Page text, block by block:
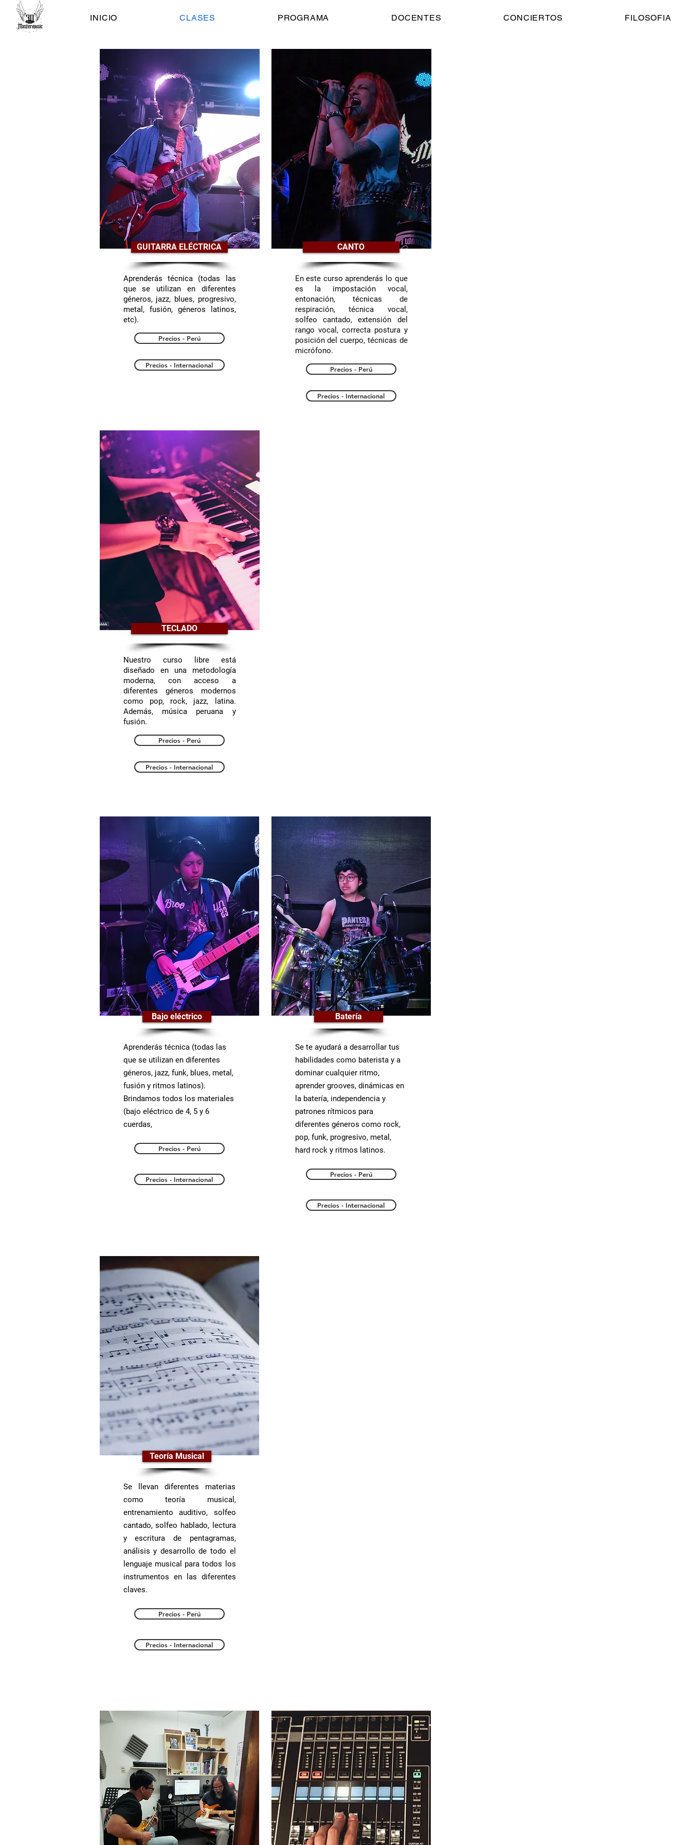
INICIO CLASES PROGRAMA DOCENTES CONCIERTOS FILOSOFIA
GUITARRA ELÉCTRICA
Aprenderás técnica (todas las
que se utilizan en diferentes
géneros, jazz, blues, progresivo,
metal, fusión, géneros latinos,
etc).
Precios - Perú
Precios - Internacional
CANTO
En este curso aprenderás lo que
es la impostación vocal,
entonación, técnicas de
respiración, técnica vocal,
solfeo cantado, extensión del
rango vocal, correcta postura y
posición del cuerpo, técnicas de
micrófono.
Precios - Perú
Precios - Internacional
TECLADO
Nuestro curso libre está
diseñado en una metodología
moderna, con acceso a
diferentes géneros modernos
como pop, rock, jazz, latina.
Además, música peruana y
fusión.
Precios - Perú
Precios - Internacional
Bajo eléctrico
Aprenderás técnica (todas las
que se utilizan en diferentes
géneros, jazz, funk, blues, metal,
fusión y ritmos latinos).
Brindamos todos los materiales
(bajo eléctrico de 4, 5 y 6
cuerdas,
Precios - Perú
Precios - Internacional
Batería
Se te ayudará a desarrollar tus
habilidades como baterista y a
dominar cualquier ritmo,
aprender grooves, dinámicas en
la batería, independencia y
patrones rítmicos para
diferentes géneros como rock,
pop, funk, progresivo, metal,
hard rock y ritmos latinos.
Precios - Perú
Precios - Internacional
Teoría Musical
Se llevan diferentes materias
como teoría musical,
entrenamiento auditivo, solfeo
cantado, solfeo hablado, lectura
y escritura de pentagramas,
análisis y desarrollo de todo el
lenguaje musical para todos los
instrumentos en las diferentes
claves.
Precios - Perú
Precios - Internacional